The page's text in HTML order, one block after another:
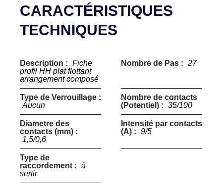
CARACTÉRISTIQUES
TECHNIQUES
Description : Fiche
profil HH plat flottant
arrangement composé
Nombre de Pas : 27
Type de Verrouillage :
Aucun
Nombre de contacts
(Potentiel) : 35/100
Diametre des
contacts (mm) :
1,5/0,6
Intensité par contacts
(A) : 9/5
Type de
raccordement : à
sertir